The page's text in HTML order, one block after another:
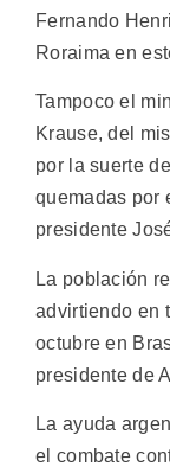
Fernando
Roraima en
Tampoco el
Krause, del
por la suerte
quemadas por
presidente
La población
advirtiendo en
octubre en
presidente de
La ayuda
el combate